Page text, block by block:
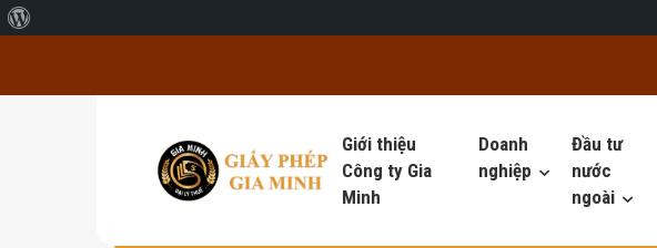
Giới thiệu
Công ty Gia
Minh
Doanh
nghiệp
Đầu tư
nước
ngoài